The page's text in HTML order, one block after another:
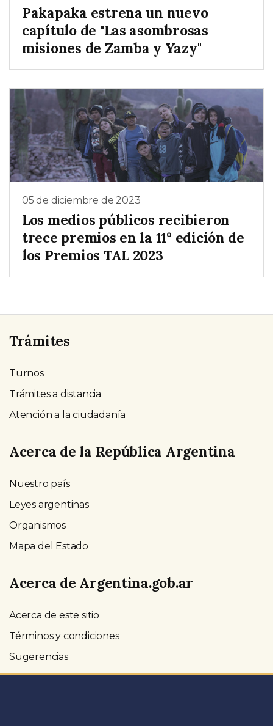
Pakapaka estrena un nuevo
capítulo de "Las asombrosas
misiones de Zamba y Yazy"
05 de diciembre de 2023
Los medios públicos recibieron
trece premios en la 11° edición de
los Premios TAL 2023
Trámites
Turnos
Trámites a distancia
Atención a la ciudadanía
Acerca de la República Argentina
Nuestro país
Leyes argentinas
Organismos
Mapa del Estado
Acerca de Argentina.gob.ar
Acerca de este sitio
Términos y condiciones
Sugerencias